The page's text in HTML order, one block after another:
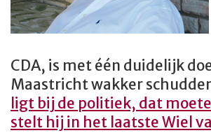
CDA, is metéén duidelijk
Maastricht wakker
ligt bij de politiek, dat
stelt hij in het laatste Wiel